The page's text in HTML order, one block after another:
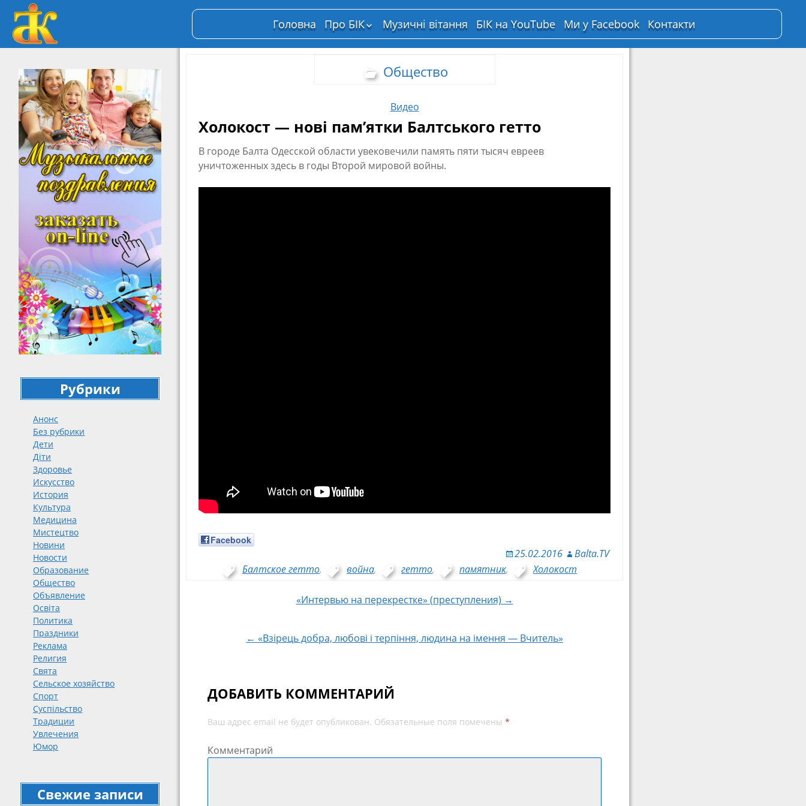
Головна
Про БІК
Структура власності
Музичні вітання БІК на YouTube Ми у Facebook Контакти
Рубрики
Анонс
Без рубрики
Дети
Діти
Здоровье
Искусство
История
Культура
Медицина
Мистецтво
Новини
Новости
Образование
Общество
Объявление
Освіта
Политика
Праздники
Реклама
Религия
Свята
Сельское хозяйство
Спорт
Суспільство
Традиции
Увлечения
Юмор
Свежие записи
Общество
Видео
Холокост — нові пам’ятки Балтського гетто
В городе Балта Одесской области увековечили память пяти тысяч евреев
уничтоженных здесь в годы Второй мировой войны.
Facebook
25.02.2016
Balta.TV
Балтское гетто, война, гетто, памятник, Холокост
Навигация по записям«Интервью на перекрестке» (преступления) →
← «Взірець добра, любові і терпіння, людина на імення — Вчитель»
ДОБАВИТЬ КОММЕНТАРИЙ
Ваш адрес email не будет опубликован. Обязательные поля помечены*
Комментарий